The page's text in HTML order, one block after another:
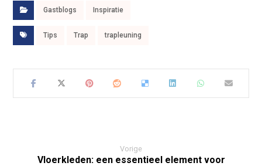
Gastblogs Inspiratie
Tips Trap trapleuning
Vorige
Vloerkleden: een essentieel element voor